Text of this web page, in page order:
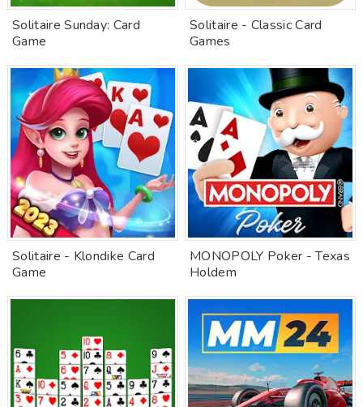
Solitaire Sunday: Card
Game
Solitaire - Classic Card
Games
Solitaire - Klondike Card
Game
MONOPOLY Poker - Texas
Holdem